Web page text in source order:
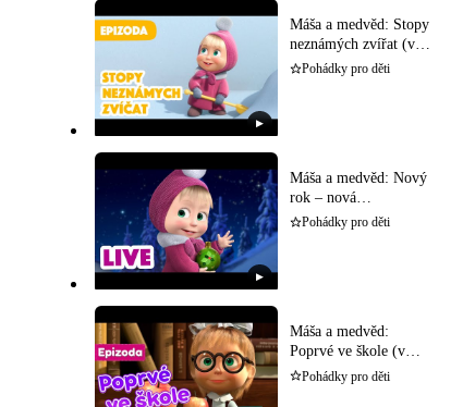
▶
Máša a medvěd: Stopy
neznámých zvířat (v
češtině)
Pohádky pro děti
▶
Máša a medvěd: Nový
rok – nová
dobrodružství (v
Pohádky pro děti
Máša a medvěd:
Poprvé ve škole (v
češtině)
Pohádky pro děti